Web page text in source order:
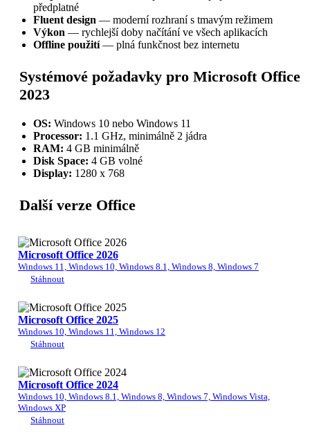
předplatné
Fluent design — moderní rozhraní s tmavým režimem
Výkon — rychlejší doby načítání ve všech aplikacích
Offline použití— plná funkčnost bez internetu
Systémové požadavky pro Microsoft Office
2023
OS: Windows 10 nebo Windows 11
Processor: 1.1 GHz, minimálně 2 jádra
RAM: 4 GB minimálně
Disk Space: 4 GB volné
Display: 1280 x 768
Další verze Office
Microsoft Office 2026
Windows 11, Windows 10, Windows 8.1, Windows 8, Windows 7
Stáhnout
Microsoft Office 2025
Windows 10, Windows 11, Windows 12
Stáhnout
Microsoft Office 2024
Windows 10, Windows 8.1, Windows 8, Windows 7, Windows Vista,
Windows XP
Stáhnout